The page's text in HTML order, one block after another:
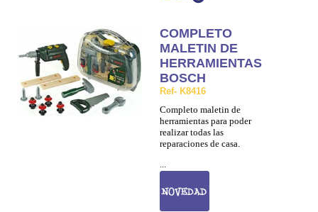
COMPLETO
MALETIN DE
HERRAMIENTAS
BOSCH
Ref- K8416
Completo maletin de
herramientas para poder
realizar todas las
reparaciones de casa.
...